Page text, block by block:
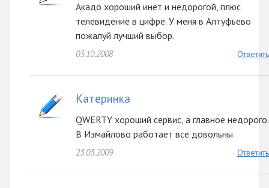
Акадо хороший инет и недорогой, плюс
телевидение в цифре. У меня в Алтуфьево
пожалуй лучший выбор.
Ответить
03.10.2008
Катеринка
QWERTY хороший сервис, а главное недорого.
В Измайлово работает все довольны
Ответить
23.03.2009